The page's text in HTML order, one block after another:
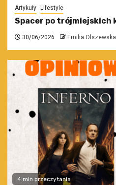
Artykuły Lifestyle
Spacer po trójmiejskich
30/06/2026 Emilia Olszewska
4 min przeczytania